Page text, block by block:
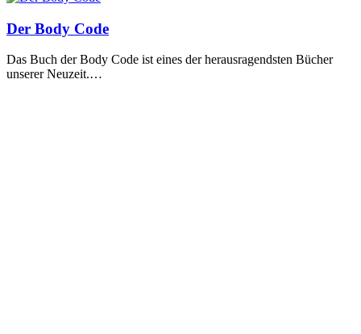
Der Body Code
Das Buch der Body Code ist eines der herausragendsten Bücher
unserer Neuzeit.…